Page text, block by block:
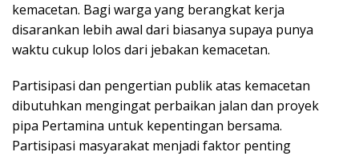
kemacetan. Bagi warga yang berangkat kerja
disarankan lebih awal dari biasanya supaya punya
waktu cukup lolos dari jebakan kemacetan.
Partisipasi dan pengertian publik atas kemacetan
dibutuhkan mengingat perbaikan jalan dan proyek
pipa Pertamina untuk kepentingan bersama.
Partisipasi masyarakat menjadi faktor penting